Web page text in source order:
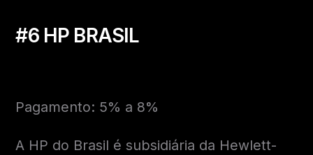
#6 HP BRASIL
Pagamento: 5% a 8%
A HP do Brasil é subsidiária da Hewlett-